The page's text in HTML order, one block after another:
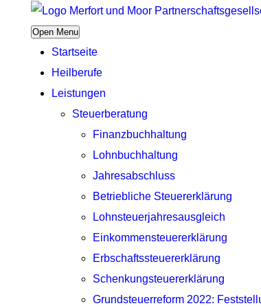
Open Menu
Startseite
Heilberufe
Leistungen
Steuerberatung
Finanzbuchhaltung
Lohnbuchhaltung
Jahresabschluss
Betriebliche Steuererklärung
Lohnsteuerjahresausgleich
Einkommensteuererklärung
Erbschaftssteuererklärung
Schenkungsteuererklärung
Grundsteuerreform 2022: